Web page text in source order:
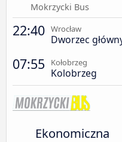
Mokrzycki Bus
22:40 Wrocław
Dworzec
07:55 Kołobrzeg
Kolobrzeg
Ekonomiczna